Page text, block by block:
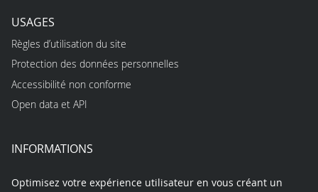
USAGES
Règles d’utilisation du site
Protection des données personnelles
Accessibilité non conforme
Open data et API
INFORMATIONS
Optimisez votre expérience utilisateur en vous créant un